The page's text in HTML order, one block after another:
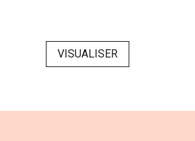
VISUALISER